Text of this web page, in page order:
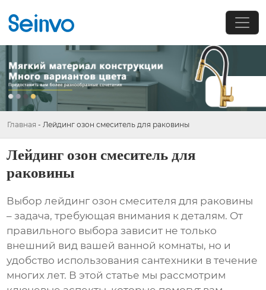
Главная - Лейдинг озон смеситель для раковины
Лейдинг озон смеситель для
раковины
Выборлейдинг озон смесителя для раковины
– задача, требующая внимания к деталям. От
правильного выбора зависит не только
внешний вид вашей ванной комнаты, но и
удобство использования сантехники в течение
многих лет. В этой статье мы рассмотрим